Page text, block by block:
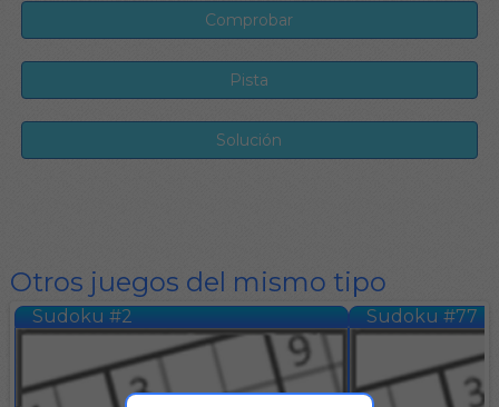
Otros juegos del mismo tipo
Sudoku #2 Sudoku #77